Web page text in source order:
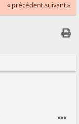
« précédent suivant »